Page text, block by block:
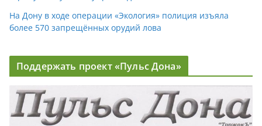
На Дону в ходе операции «Экология» полиция изъяла
более 570 запрещённых орудий лова
Поддержать проект «Пульс Дона»